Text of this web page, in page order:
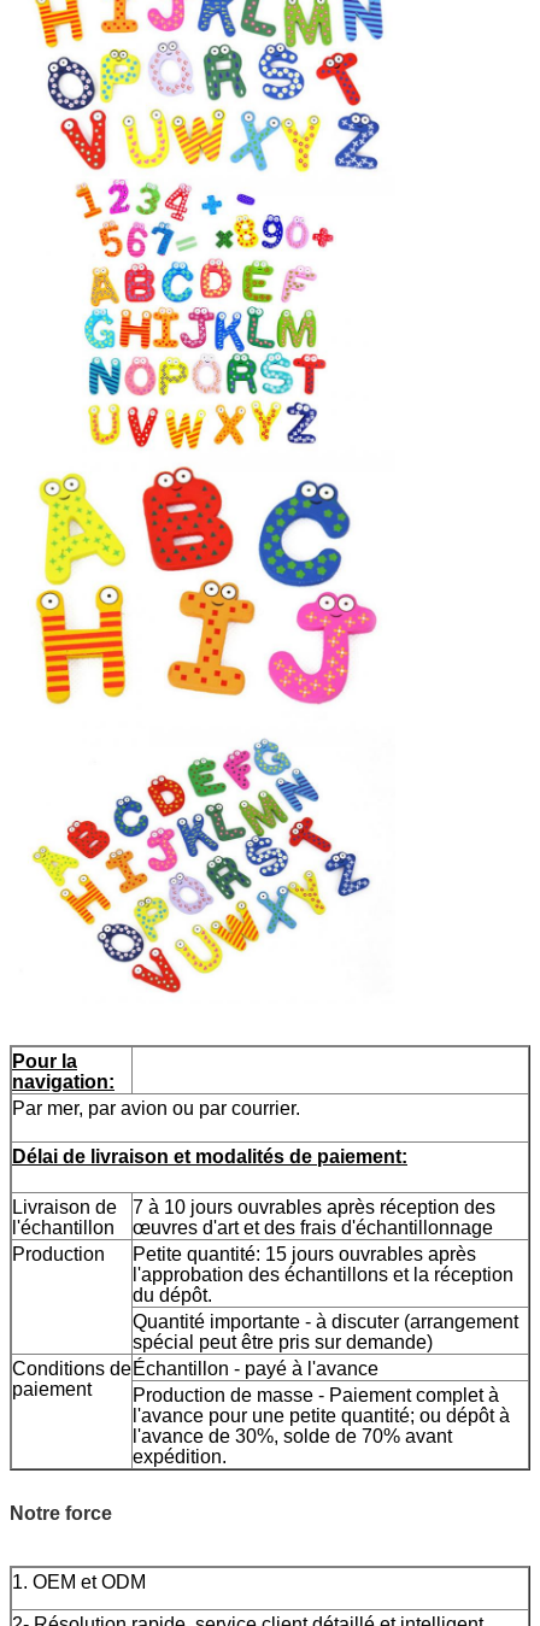
Pour la
navigation:
Par mer, par avion ou par courrier.
Délai de livraison et modalités de paiement:
Livraison de
l'échantillon
7 à 10 jours ouvrables après réception des
œuvres d'art et des frais d'échantillonnage
Production
Petite quantité: 15 jours ouvrables après
l'approbation des échantillons et la réception
du dépôt.
Quantité importante - à discuter (arrangement
spécial peut être pris sur demande)
Conditions de
paiement
Échantillon - payé à l'avance
Production de masse - Paiement complet à
l'avance pour une petite quantité; ou dépôt à
l'avance de 30%, solde de 70% avant
expédition.
Notre force
1. OEM et ODM